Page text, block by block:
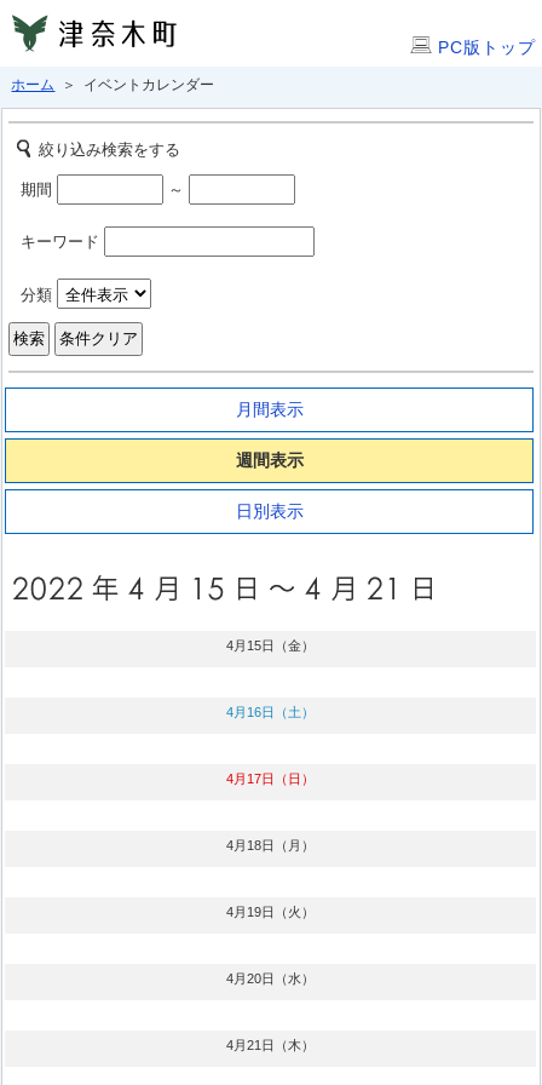
PC版トップ
ホーム ＞ イベントカレンダー
絞り込み検索をする
期間 ～
キーワード
分類
月間表示
週間表示
日別表示
4月15日（金）
4月16日（土）
4月17日（日）
4月18日（月）
4月19日（火）
4月20日（水）
4月21日（木）